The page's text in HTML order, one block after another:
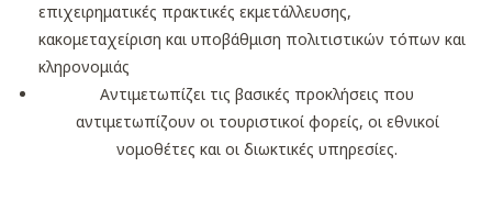
επιχειρηματικές πρακτικές εκμετάλλευσης,
κακομεταχείριση και υποβάθμιση πολιτιστικών τόπων και
κληρονομιάς
Αντιμετωπίζει τις βασικές προκλήσεις που
αντιμετωπίζουν οι τουριστικοί φορείς, οι εθνικοί
νομοθέτες και οι διωκτικές υπηρεσίες.